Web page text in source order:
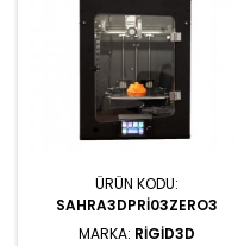
ÜRÜN KODU:
SAHRA3DPRI03ZERO3
MARKA: RIGID3D